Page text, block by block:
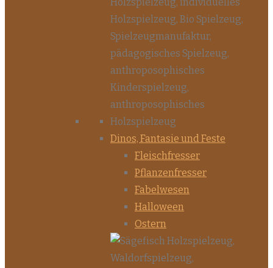
Dinos, Fantasie und Feste
Fleischfresser
Pflanzenfresser
Fabelwesen
Halloween
Ostern